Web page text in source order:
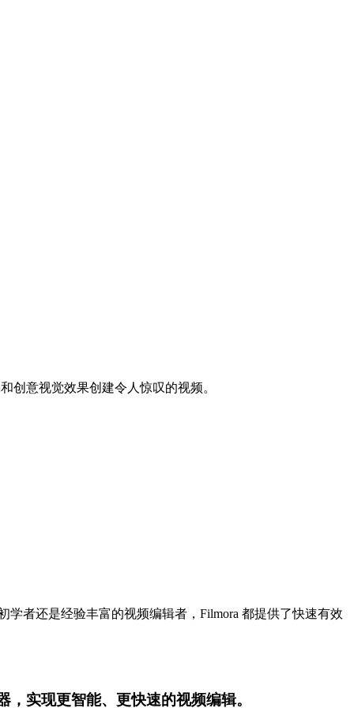
创意视觉效果创建令人惊叹的视频。
学者还是经验丰富的视频编辑者，Filmora 都提供了快速有效
实现更智能、更快速的视频编辑。